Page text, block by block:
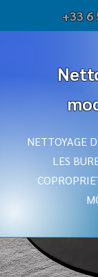
+33 6
NETTOYAGE
LES